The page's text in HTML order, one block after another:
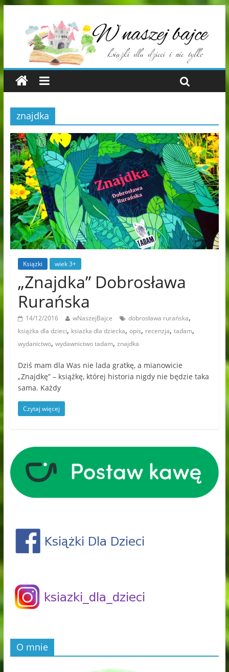
znajdka
Książki wiek 3+
„Znajdka” Dobrosława
Rurańska
14/12/2016 wNaszejBajce dobrosława rurańska,
książka dla dzieci, ksiażka dla dziecka, opis, recenzja, tadam,
wydanictwo, wydawnictwo tadam, znajdka
Dziś mam dla Was nie lada gratkę, a mianowicie
„Znajdkę” – książkę, której historia nigdy nie będzie taka
sama. Każdy
Czytaj więcej
O mnie